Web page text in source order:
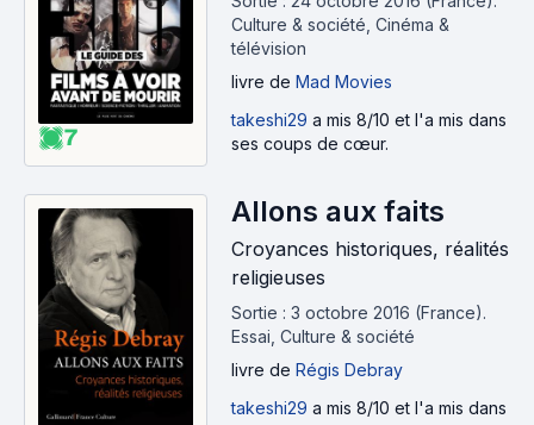
7
avant de mourir
Culture & société, Cinéma &
télévision
livre de Mad Movies
takeshi29 a mis 8/10 et l'a mis dans
ses coups de cœur.
Allons aux faits
Croyances historiques, réalités
religieuses
Sortie : 3 octobre 2016 (France).
Essai, Culture & société
livre de Régis Debray
takeshi29 a mis 8/10 et l'a mis dans